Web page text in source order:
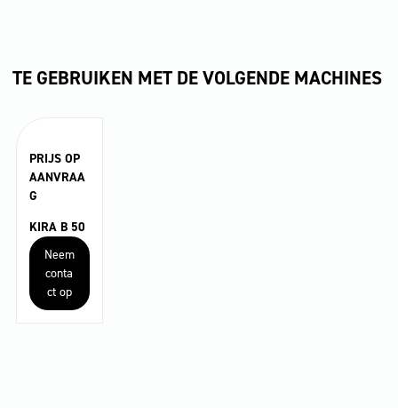
TE GEBRUIKEN MET DE VOLGENDE MACHINES
PRIJS OP
AANVRAA
G
KIRA B 50
Neem
conta
ct op